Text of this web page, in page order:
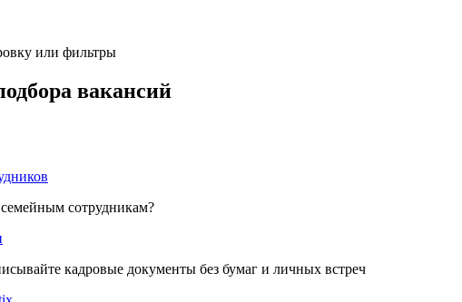
или фильтры
вакансий
сотрудникам?
кадровые документы без бумаг и личных встреч